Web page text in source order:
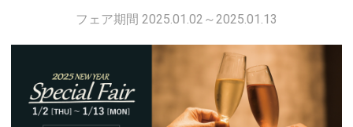
フェア期間 2025.01.02～2025.01.13